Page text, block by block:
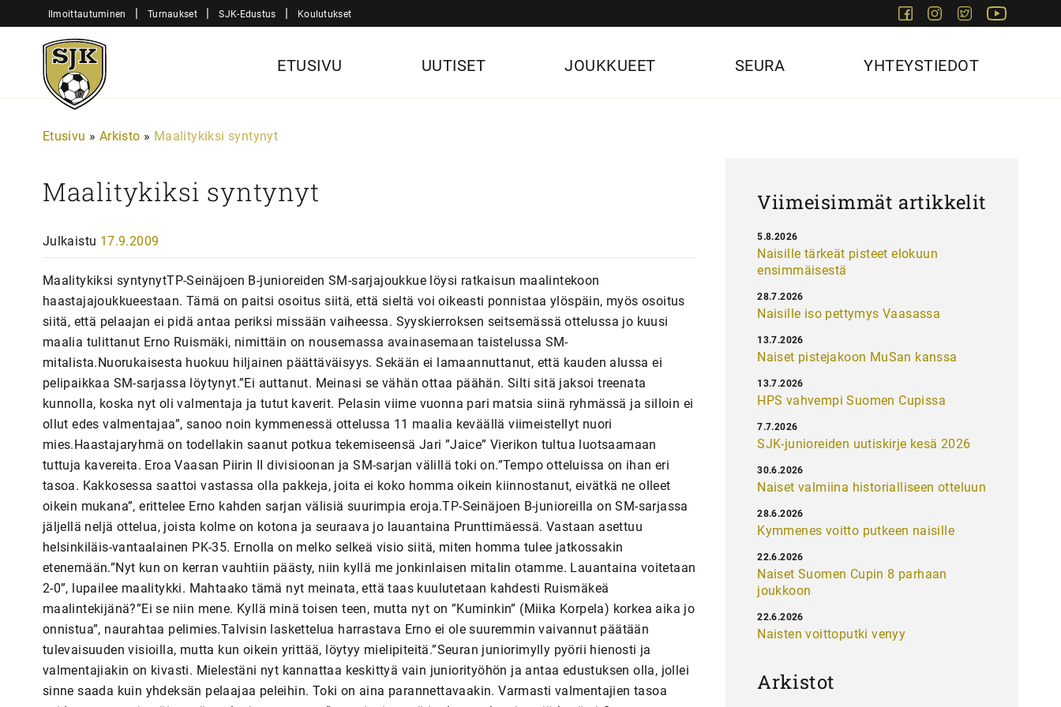
sisältöön
Ilmoittautuminen | Turnaukset | SJK-Edustus | Koulutukset FacebookInstagram
Twitter
Sjk-
Juniorit
ETUSIVU UUTISET JOUKKUEET SEURA YHTEYSTIEDOT
Etusivu » Arkisto » Maalitykiksi syntynyt
Maalitykiksi syntynyt
Julkaistu 17.9.2009
Maalitykiksi syntynytTP-Seinäjoen B-junioreiden SM-sarjajoukkue löysi ratkaisun maalintekoon
haastajajoukkueestaan. Tämä on paitsi osoitus siitä, että sieltä voi oikeasti ponnistaa ylöspäin, myös osoitus
siitä, että pelaajan ei pidä antaa periksi missään vaiheessa. Syyskierroksen seitsemässä ottelussa jo kuusi
maalia tulittanut Erno Ruismäki, nimittäin on nousemassa avainasemaan taistelussa SM-
mitalista.Nuorukaisesta huokuu hiljainen päättäväisyys. Sekään ei lamaannuttanut, että kauden alussa ei
pelipaikkaa SM-sarjassa löytynyt.”Ei auttanut. Meinasi se vähän ottaa päähän. Silti sitä jaksoi treenata
kunnolla, koska nyt oli valmentaja ja tutut kaverit. Pelasin viime vuonna pari matsia siinä ryhmässä ja silloin ei
ollut edes valmentajaa”, sanoo noin kymmenessä ottelussa 11 maalia keväällä viimeistellyt nuori
mies.Haastajaryhmä on todellakin saanut potkua tekemiseensä Jari ”Jaice” Vierikon tultua luotsaamaan
tuttuja kavereita. Eroa Vaasan Piirin II divisioonan ja SM-sarjan välillä toki on.”Tempo otteluissa on ihan eri
tasoa. Kakkosessa saattoi vastassa olla pakkeja, joita ei koko homma oikein kiinnostanut, eivätkä ne olleet
oikein mukana”, erittelee Erno kahden sarjan välisiä suurimpia eroja.TP-Seinäjoen B-junioreilla on SM-sarjassa
jäljellä neljä ottelua, joista kolme on kotona ja seuraava jo lauantaina Prunttimäessä. Vastaan asettuu
helsinkiläis-vantaalainen PK-35. Ernolla on melko selkeä visio siitä, miten homma tulee jatkossakin
etenemään.”Nyt kun on kerran vauhtiin päästy, niin kyllä me jonkinlaisen mitalin otamme. Lauantaina voitetaan
2-0”, lupailee maalitykki. Mahtaako tämä nyt meinata, että taas kuulutetaan kahdesti Ruismäkeä
maalintekijänä?”Ei se niin mene. Kyllä minä toisen teen, mutta nyt on ”Kuminkin” (Miika Korpela) korkea aika jo
onnistua”, naurahtaa pelimies.Talvisin laskettelua harrastava Erno ei ole suuremmin vaivannut päätään
tulevaisuuden visioilla, mutta kun oikein yrittää, löytyy mielipiteitä.”Seuran juniorimylly pyörii hienosti ja
valmentajiakin on kivasti. Mielestäni nyt kannattaa keskittyä vain juniorityöhön ja antaa edustuksen olla, jollei
sinne saada kuin yhdeksän pelaajaa peleihin. Toki on aina parannettavaakin. Varmasti valmentajien tasoa
Viimeisimmät artikkelit
Naisille tärkeät pisteet elokuun
ensimmäisestä
5.8.2026
Naisille iso pettymys Vaasassa
28.7.2026
Naiset pistejakoon MuSan kanssa
13.7.2026
HPS vahvempi Suomen Cupissa
13.7.2026
SJK-junioreiden uutiskirje kesä 2026
7.7.2026
Naiset valmiina historialliseen otteluun
30.6.2026
Kymmenes voitto putkeen naisille
28.6.2026
Naiset Suomen Cupin 8 parhaan
joukkoon
22.6.2026
Naisten voittoputki venyy
22.6.2026
Arkistot